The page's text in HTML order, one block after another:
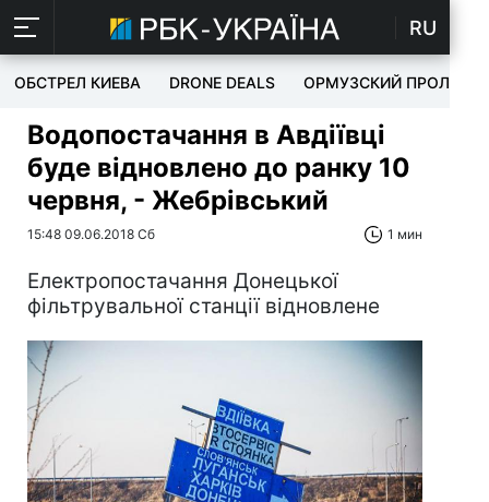
RU
ОБСТРЕЛ КИЕВА DRONE DEALS ОРМУЗСКИЙ ПРОЛИВ
Водопостачання в Авдіївці
буде відновлено до ранку 10
червня, - Жебрівський
15:48 09.06.2018 Сб 1 мин
Електропостачання Донецької
фільтрувальної станції відновлене